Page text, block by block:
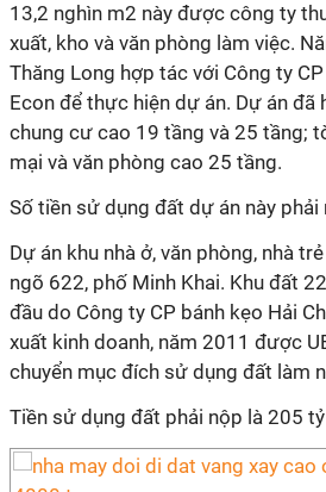
13,2 nghìn m2 này được công ty
xuất, kho và văn phòng làm việc.
Thăng Long hợp tác với Công ty
Econ để thực hiện dự án. Dự án đã
chung cư cao 19 tầng và 25 tầng;
mại và văn phòng cao 25 tầng.
Số tiền sử dụng đất dự án này
Dự án khu nhà ở, văn phòng, nhà
ngõ 622, phố Minh Khai. Khu đất
đầu do Công ty CP bánh kẹo Hải
xuất kinh doanh, năm 2011 được
chuyển mục đích sử dụng đất làm
Tiền sử dụng đất phải nộp là 205